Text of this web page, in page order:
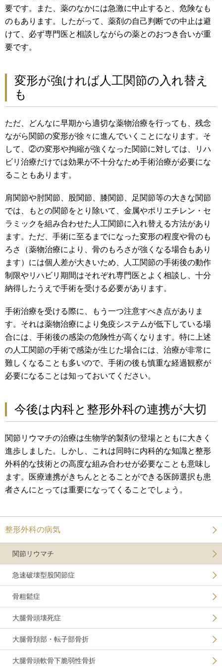
要です。また、薬のなかには急激に中止すると、危険なも
のもあります。したがって、薬剤の自己判断での中止は避
けて、必ず専門医と相談しながらの薬とのおつき合いが重
要です。
変形が強ければ人工関節の入れ替え
も
ただ、どんなに早期から適切な薬物治療を行っても、残念
ながら関節の変形が徐々に進んでいくことになります。そ
して、②の変形や拘縮が強くなった関節に対しては、リハ
ビリ治療だけでは効果が不十分なため手術治療が必要にな
ることもあります。
肩関節や肘関節、股関節、膝関節、足関節等の大きな関節
では、もとの関節をとり除いて、金属やポリエチレン・セ
ラミックを組み合わせた人工関節に入れ替える方法があり
ます。ただ、手術に至るまでになった変形の程度や骨のも
ろさ（薬物治療により、骨のもろさが強くなる場合もあり
ます）には個人差が大きいため、人工関節の手術後の動作
制限やリハビリ期間はそれぞれ専門医とよく相談し、十分
納得したうえで手術を受ける必要があります。
手術治療を受ける際に、もう一つ注意すべき点がありま
す。それは薬物治療により免疫システムが低下している場
合には、手術後の感染の危険性が高くなります。特に上述
の人工関節の手術で感染が生じた場合には、治療が非常に
難しくなることも多いので、手術の後も慎重な経過観察が
必要になることは知っておいてください。
今後は内科と整形外科の連携が大切
関節リウマチの治療は生物学的製剤の登場とともに大きく
進歩しました。しかし、これは同時に内科的な知識と整形
外科的な技術との高度な組み合わせが必要なことも意味し
ます。医療連携がきちんととることができる医師選択も患
者さんにとっては重要になってくることでしょう。
整形外科の病気
関節リウマチ
急速破壊型股関節症
骨粗鬆症
大腿骨頭壊死症
大腿骨頚部・転子部骨折
大腿骨頭軟骨下脆弱性骨折